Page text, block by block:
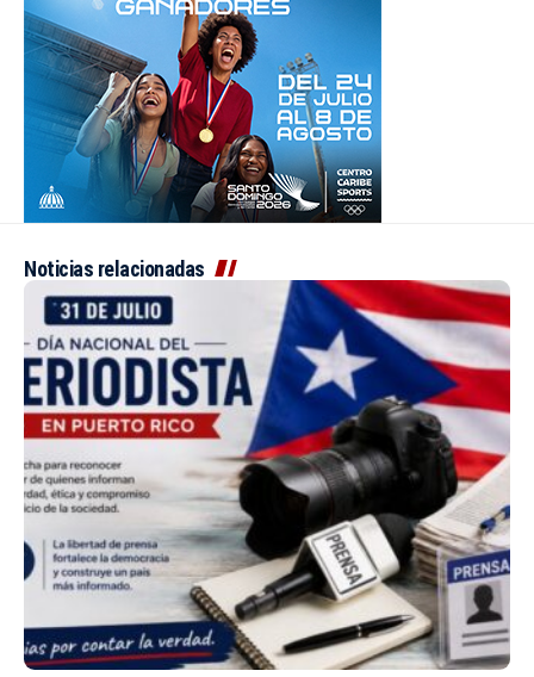
Noticias relacionadas